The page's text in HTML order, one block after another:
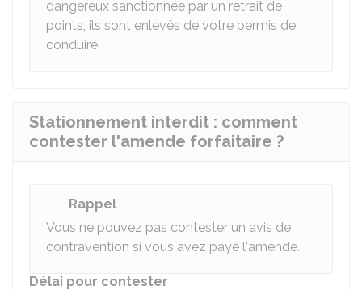
dangereux sanctionnée par un retrait de
points, ils sont enlevés de votre permis de
conduire.
Stationnement interdit : comment
contester l'amende forfaitaire ?
Rappel
Vous ne pouvez pas contester un avis de
contravention si vous avez payé l'amende.
Délai pour contester